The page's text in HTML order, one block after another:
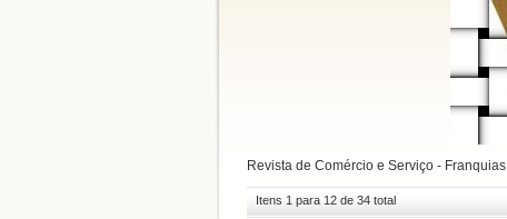
Revista de Comércio e Serviço - Franquias
Itens 1 para 12 de 34 total